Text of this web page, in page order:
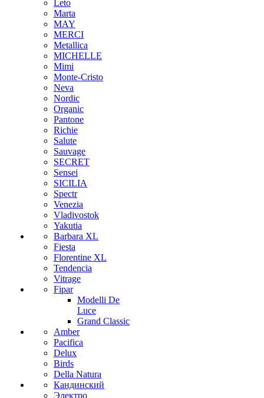
Leto
Marta
MAY
MERCI
Metallica
MICHELLE
Mimi
Monte-Cristo
Neva
Nordic
Organic
Pantone
Richie
Salute
Sauvage
SECRET
Sensei
SICILIA
Spectr
Venezia
Vladivostok
Yakutia
Barbara XL
Fiesta
Florentine XL
Tendencia
Vitrage
Fipar
Modelli De
Luce
Grand Classic
Amber
Pacifica
Delux
Birds
Della Natura
Кандинский
Электро